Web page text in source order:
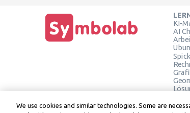
KI-
AI
We use cookies and similar technologies. Some are